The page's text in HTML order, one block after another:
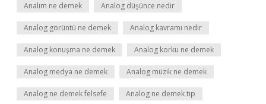
Analım ne demek Analog düşünce nedir
Analog görüntü ne demek Analog kavramı nedir
Analog konuşma ne demek Analog korku ne demek
Analog medya ne demek Analog müzik ne demek
Analog ne demek felsefe Analog ne demek tıp